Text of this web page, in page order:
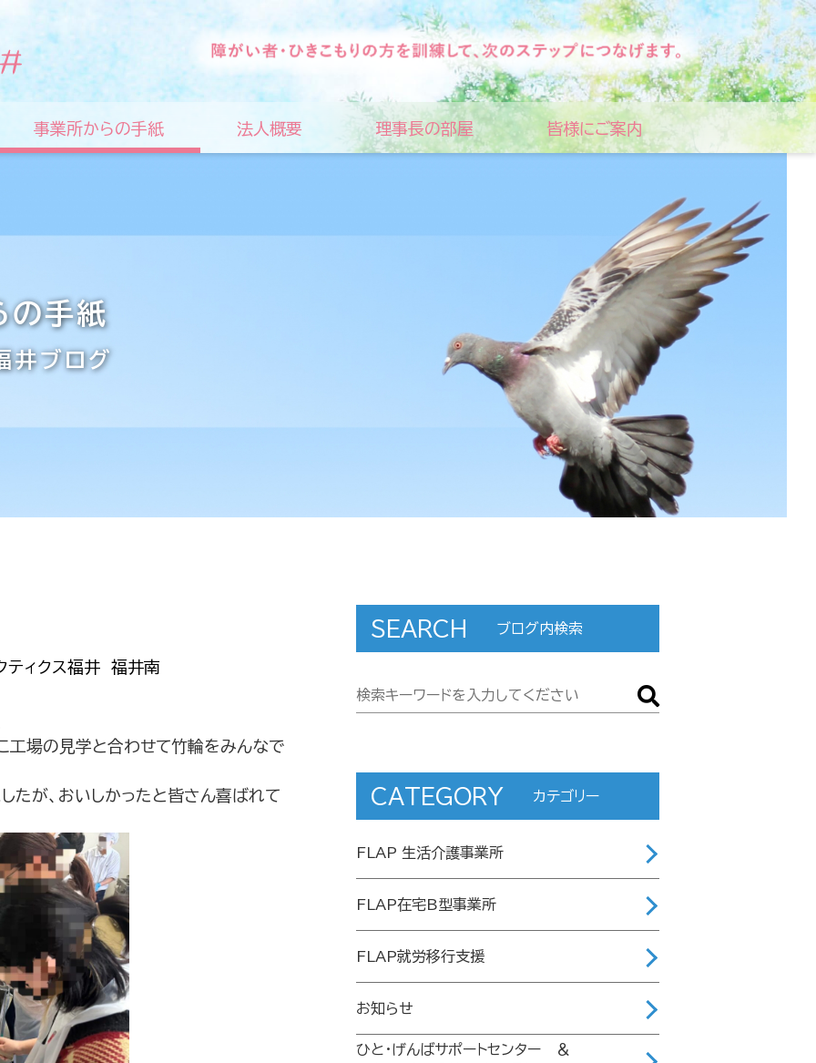
事業所からの手紙 法人概要 理事長の部屋 皆様にご案内
の手紙
井ブログ
ティクス福井 福井南
場の見学と合わせて竹輪をみんなで
たが、おいしかったと皆さん喜ばれて
SEARCH ブログ内検索
CATEGORY カテゴリー
FLAP 生活介護事業所
FLAP在宅B型事業所
FLAP就労移行支援
お知らせ
ひと・げんばサポートセンター ＆